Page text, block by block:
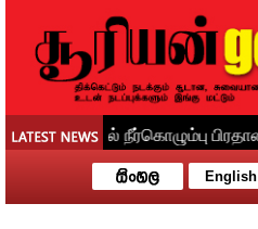
English